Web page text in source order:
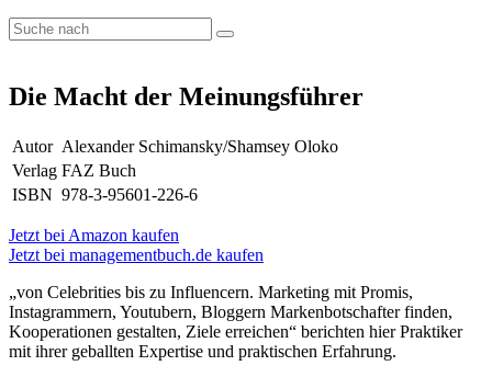
Die Macht der Meinungsführer
Autor Alexander Schimansky/Shamsey Oloko
Verlag FAZ Buch
ISBN 978-3-95601-226-6
Jetzt bei Amazon kaufen
Jetzt bei managementbuch.de kaufen
„von Celebrities bis zu Influencern. Marketing mit Promis,
Instagrammern, Youtubern, Bloggern Markenbotschafter finden,
Kooperationen gestalten, Ziele erreichen“ berichten hier Praktiker
mit ihrer geballten Expertise und praktischen Erfahrung.